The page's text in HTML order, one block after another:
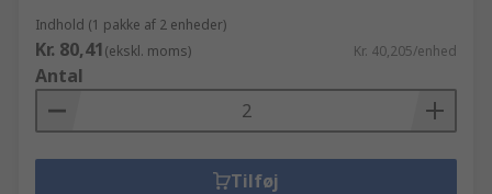
Indhold (1 pakke af 2 enheder)
Kr. 80,41(ekskl. moms) Kr. 40,205/enhed
Antal
Tilføj